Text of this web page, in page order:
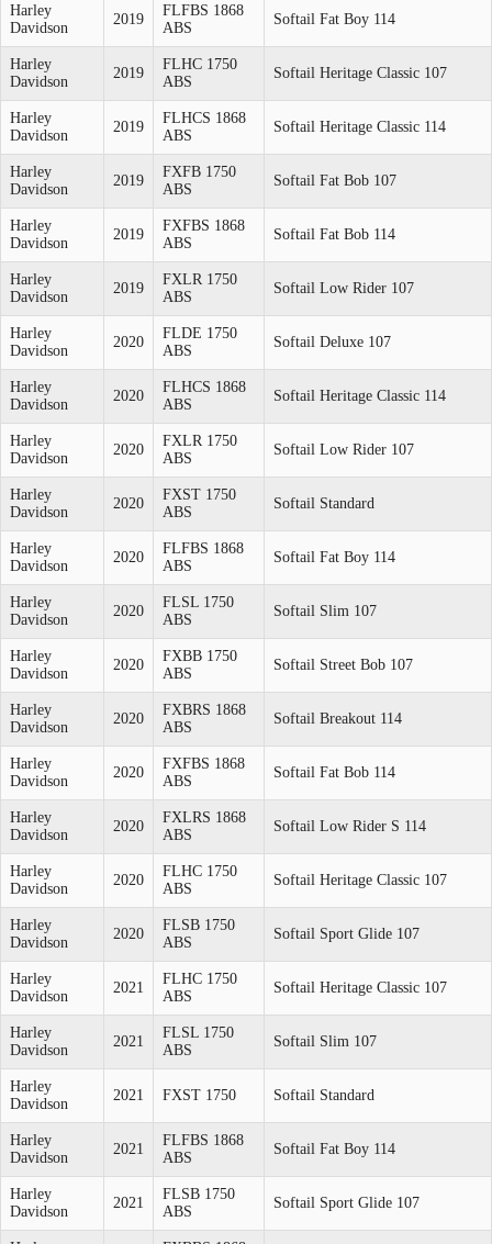
Harley
Davidson
2019
FLFBS 1868
ABS
Softail Fat Boy 114
Harley
Davidson
2019
FLHC 1750
ABS
Softail Heritage Classic 107
Harley
Davidson
2019
FLHCS 1868
ABS
Softail Heritage Classic 114
Harley
Davidson
2019
FXFB 1750
ABS
Softail Fat Bob 107
Harley
Davidson
2019
FXFBS 1868
ABS
Softail Fat Bob 114
Harley
Davidson
2019
FXLR 1750
ABS
Softail Low Rider 107
Harley
Davidson
2020
FLDE 1750
ABS
Softail Deluxe 107
Harley
Davidson
2020
FLHCS 1868
ABS
Softail Heritage Classic 114
Harley
Davidson
2020
FXLR 1750
ABS
Softail Low Rider 107
Harley
Davidson
2020
FXST 1750
ABS
Softail Standard
Harley
Davidson
2020
FLFBS 1868
ABS
Softail Fat Boy 114
Harley
Davidson
2020
FLSL 1750
ABS
Softail Slim 107
Harley
Davidson
2020
FXBB 1750
ABS
Softail Street Bob 107
Harley
Davidson
2020
FXBRS 1868
ABS
Softail Breakout 114
Harley
Davidson
2020
FXFBS 1868
ABS
Softail Fat Bob 114
Harley
Davidson
2020
FXLRS 1868
ABS
Softail Low Rider S 114
Harley
Davidson
2020
FLHC 1750
ABS
Softail Heritage Classic 107
Harley
Davidson
2020
FLSB 1750
ABS
Softail Sport Glide 107
Harley
Davidson
2021
FLHC 1750
ABS
Softail Heritage Classic 107
Harley
Davidson
2021
FLSL 1750
ABS
Softail Slim 107
Harley
Davidson
2021 FXST 1750 Softail Standard
Harley
Davidson
2021
FLFBS 1868
ABS
Softail Fat Boy 114
Harley
Davidson
2021
FLSB 1750
ABS
Softail Sport Glide 107